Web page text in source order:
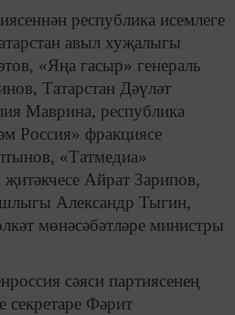
республика исемлеге
авыл хуҗалыгы
«Яңа гасыр» генераль
Татарстан Дәүләт
Маврина, республика
Россия» фракциясе
«Татмедиа»
Айрат Зарипов,
Александр Тыгин,
мөнәсәбәтләре министры
сәяси партиясенең
секретаре Фәрит